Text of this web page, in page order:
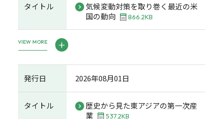
タイトル
気候変動対策を取り巻く最近の米
国の動向
866.2KB
VIEW MORE
発行日 2026年08月01日
タイトル
歴史から見た東アジアの第一次産
業
537.2KB